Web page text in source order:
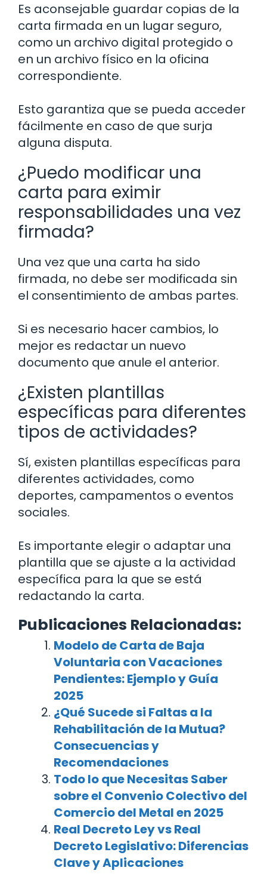
Es aconsejable guardar copias de la
carta firmada en un lugar seguro,
como un archivo digital protegido o
en un archivo físico en la oficina
correspondiente.
Esto garantiza que se pueda acceder
fácilmente en caso de que surja
alguna disputa.
¿Puedo modificar una
carta para eximir
responsabilidades una vez
firmada?
Una vez que una carta ha sido
firmada, no debe ser modificada sin
el consentimiento de ambas partes.
Si es necesario hacer cambios, lo
mejor es redactar un nuevo
documento que anule el anterior.
¿Existen plantillas
específicas para diferentes
tipos de actividades?
Sí, existen plantillas específicas para
diferentes actividades, como
deportes, campamentos o eventos
sociales.
Es importante elegir o adaptar una
plantilla que se ajuste a la actividad
específica para la que se está
redactando la carta.
Publicaciones Relacionadas:
Modelo de Carta de Baja
Voluntaria con Vacaciones
Pendientes: Ejemplo y Guía
2025
¿Qué Sucede si Faltas a la
Rehabilitación de la Mutua?
Consecuencias y
Recomendaciones
Todo lo que Necesitas Saber
sobre el Convenio Colectivo del
Comercio del Metal en 2025
Real Decreto Ley vs Real
Decreto Legislativo: Diferencias
Clave y Aplicaciones